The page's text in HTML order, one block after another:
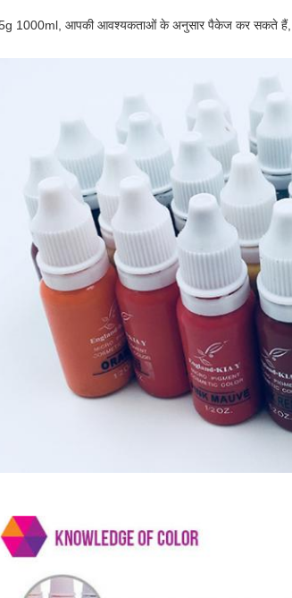
1000ml, आपकी आवश्यकताओं के अनुसार पैकेज कर सकते हैं,